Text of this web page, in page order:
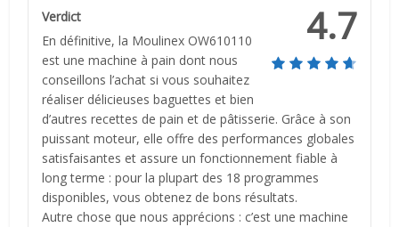
4.7
Verdict
En définitive, la Moulinex OW610110
est une machine à pain dont nous
conseillons l’achat si vous souhaitez
réaliser délicieuses baguettes et bien
d’autres recettes de pain et de pâtisserie. Grâce à son
puissant moteur, elle offre des performances globales
satisfaisantes et assure un fonctionnement fiable à
long terme : pour la plupart des 18 programmes
disponibles, vous obtenez de bons résultats.
Autre chose que nous apprécions : c’est une machine